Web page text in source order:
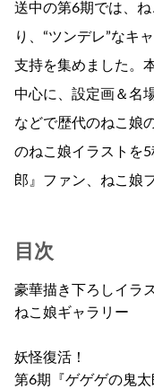
送中の第6期では、
り、“ツンデレ”なキ
支持を集めました。
中心に、設定画＆名
などで歴代のねこ娘
のねこ娘イラストを
郎』ファン、ねこ娘
目次
豪華描き下ろしイラ
ねこ娘ギャラリー
妖怪復活！
第6期『ゲゲゲの鬼太